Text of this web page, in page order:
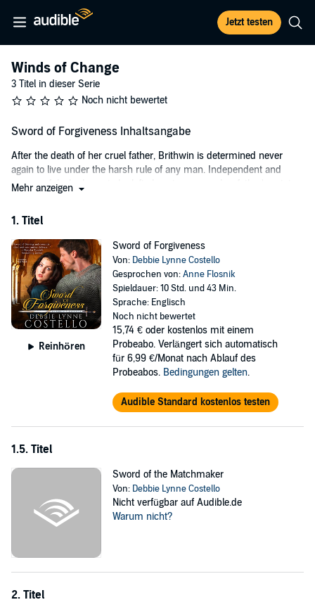
Jetzt testen
Winds of Change
3 Titel in dieser Serie
Noch nicht bewertet
Sword of Forgiveness Inhaltsangabe
After the death of her cruel father, Brithwin is determined never
again to live under the harsh rule of any man. Independent and
resourceful, she longs to be left alone to manage her father's estate.
unwelcome marriage isn't enough, her new husband accuses her of
murdering his family, and she is faced with a challenge of either
proving her innocence or facing possible execution.
Royce Warwick returns home after setting down a rebellion to find
his family brutally murdered. When all fingers point to his betrothed
and attempts are made on his life, Royce must wade through
murky waters to uncover the truth. Yet Brithwin's wise and kind
nature begins to break down the walls of his heart, and he soon
finds himself in a race to discover who is behind the evil plot before
Brithwin is the next victim.
Mehr anzeigen
1. Titel
Reinhören
Sword of Forgiveness
Von: Debbie Lynne Costello
Gesprochen von:Anne Flosnik
Spieldauer: 10 Std. und 43 Min.
Sprache: Englisch
Noch nicht bewertet
15,74 € oder kostenlos mit einem
Probeabo. Verlängert sich automatisch
für 6,99 €/Monat nach Ablauf des
Probeabos. Bedingungen gelten.
Audible Standard kostenlos testen
1.5. Titel
Sword of the Matchmaker
Von: Debbie Lynne Costello
Nicht verfügbar auf Audible.de
Warum nicht?
2. Titel